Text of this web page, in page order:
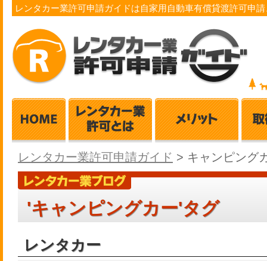
レンタカー業許可申請ガイドは自家用自動車有償貸渡許可申
レンタカー業許可申請ガイド > キャンピング
'キャンピングカー'タグ
レンタカー